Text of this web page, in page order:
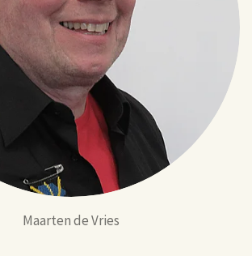
Maarten de Vries